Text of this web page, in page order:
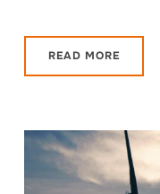
READ MORE